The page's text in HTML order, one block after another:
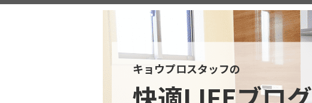
キョウプロスタッフの